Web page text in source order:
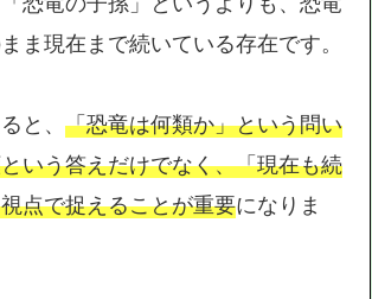
ま現在まで続いている存在です。
と、 「恐竜は何類か」という問い
いう答えだけでなく、「現在も続
点で捉えることが重要になりま